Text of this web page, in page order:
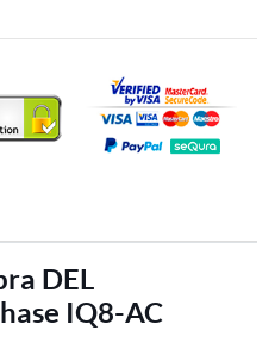
DEL
IQ8-AC